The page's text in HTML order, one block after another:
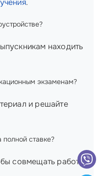
.
находить
экзаменам?
и решайте
полной ставке?
совмещать работу и